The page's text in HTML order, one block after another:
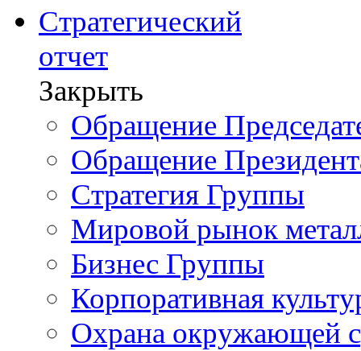
Стратегический
отчет
Закрыть
Обращение
Обращение
Стратегия Группы
Мировой рынок
Бизнес Группы
Корпоративная
Охрана окружающей